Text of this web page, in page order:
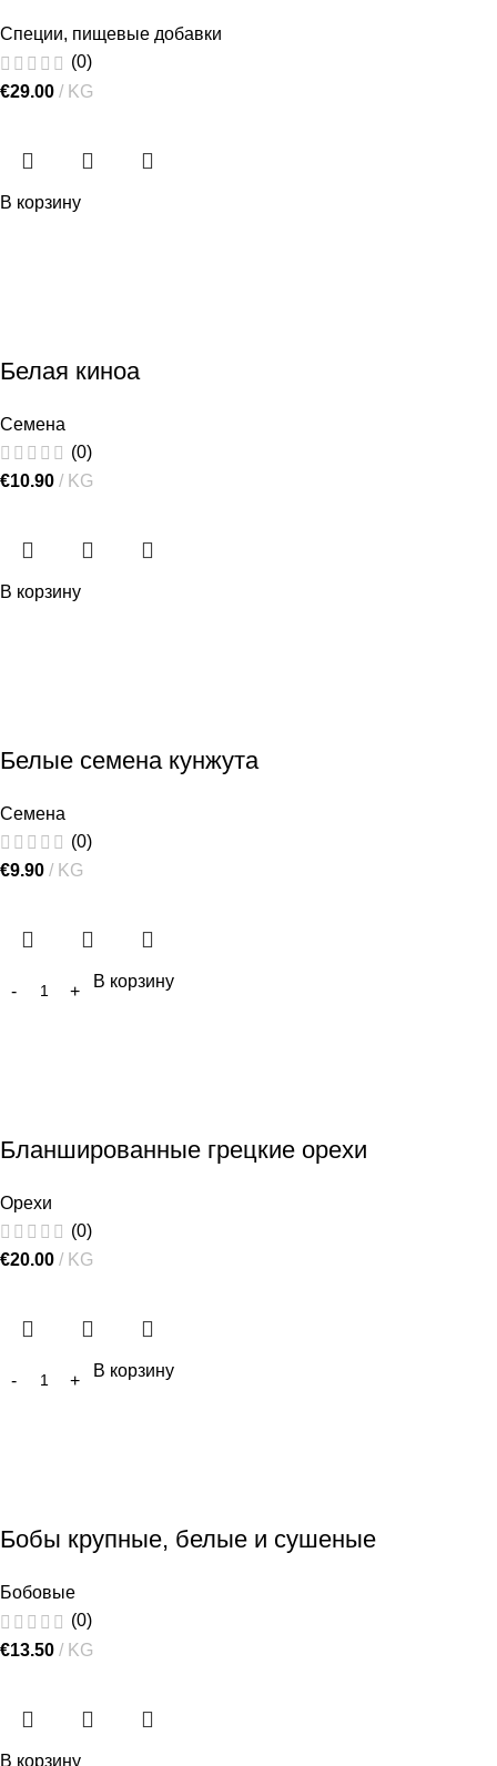
Специи, пищевые добавки
(0)
€29.00 KG
В корзину
Белая киноа
Семена
(0)
€10.90 KG
В корзину
Белые семена кунжута
Семена
(0)
€9.90 KG
В корзину
Бланшированные грецкие орехи
Орехи
(0)
€20.00 KG
В корзину
Бобы крупные, белые и сушеные
Бобовые
(0)
€13.50 KG
В корзину